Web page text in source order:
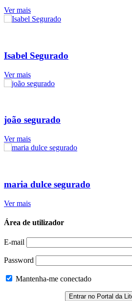
Ver mais
Isabel Segurado
Ver mais
joão segurado
Ver mais
maria dulce segurado
Ver mais
Área de utilizador
E-mail
Password
Mantenha-me conectado